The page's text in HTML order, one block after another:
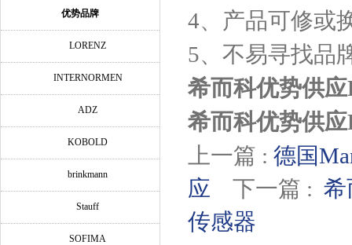
优势品牌
LORENZ
INTERNORMEN
ADZ
KOBOLD
brinkmann
Stauff
SOFIMA
4、产品可修或
5、不易寻找品
希而科优势供
希而科优势供
上一篇 : 德国
应 下一篇 : 希
传感器